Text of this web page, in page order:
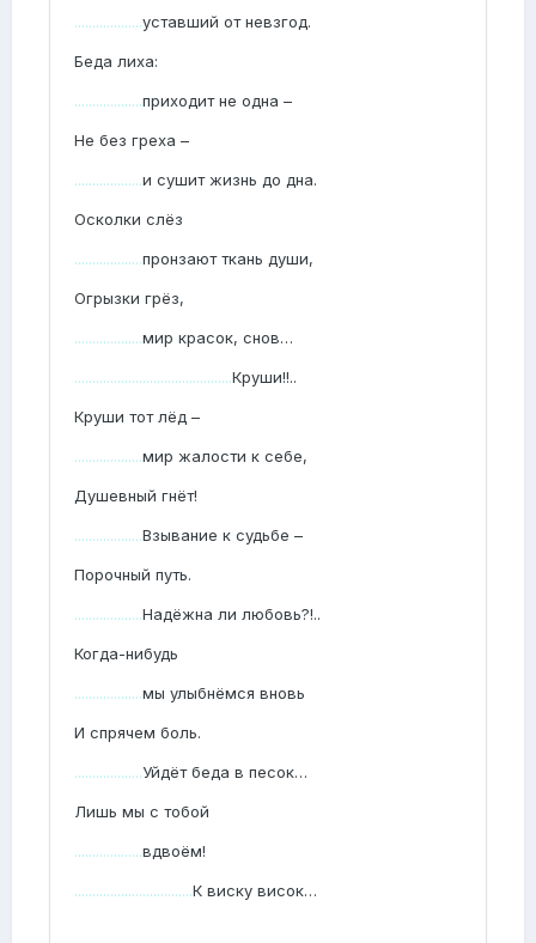
...................уставший от невзгод.
Беда лиха:
...................приходит не одна –
Не без греха –
...................и сушит жизнь до дна.
Осколки слёз
...................пронзают ткань души,
Огрызки грёз,
...................мир красок, снов…
............................................Круши!!..
Круши тот лёд –
...................мир жалости к себе,
Душевный гнёт!
...................Взывание к судьбе –
Порочный путь.
...................Надёжна ли любовь?!..
Когда-нибудь
...................мы улыбнёмся вновь
И спрячем боль.
...................Уйдёт беда в песок…
Лишь мы с тобой
...................вдвоём!
.................................К виску висок…